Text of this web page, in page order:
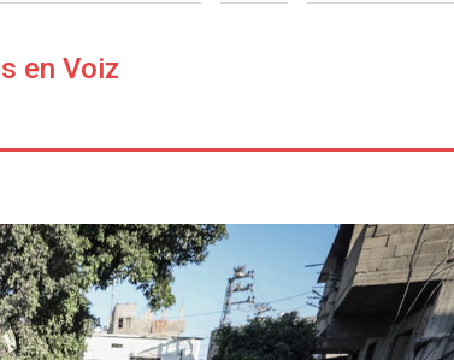
en Voiz